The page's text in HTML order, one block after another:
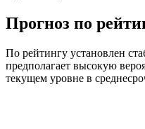
Прогноз по
По рейтингу установлен
предполагает высокую
текущем уровне в